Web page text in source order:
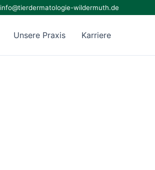
info@tierdermatologie-wildermuth.de
Unsere Praxis Karriere